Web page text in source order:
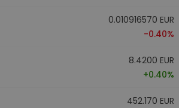
0.010916570 EUR
-0.40%
8.4200 EUR
+0.40%
452.170 EUR